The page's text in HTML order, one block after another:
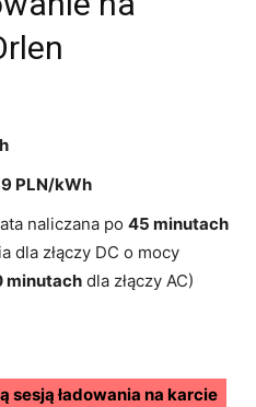
PLN/kWh
naliczana po 45 minutach
dla złączy DC o mocy
minutach dla złączy AC)
sesją ładowania na karcie